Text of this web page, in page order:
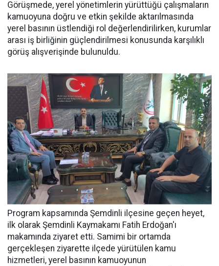
Görüşmede, yerel yönetimlerin yürüttüğü çalışmaların
kamuoyuna doğru ve etkin şekilde aktarılmasında
yerel basının üstlendiği rol değerlendirilirken, kurumlar
arası iş birliğinin güçlendirilmesi konusunda karşılıklı
görüş alışverişinde bulunuldu.
Program kapsamında Şemdinli ilçesine geçen heyet,
ilk olarak Şemdinli Kaymakamı Fatih Erdoğan'ı
makamında ziyaret etti. Samimi bir ortamda
gerçekleşen ziyarette ilçede yürütülen kamu
hizmetleri, yerel basının kamuoyunun